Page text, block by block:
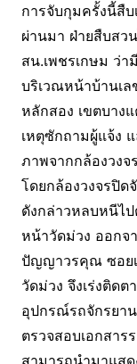
การจับกุมครั้งนี้สืบ
ผ่านมา ฝ่ายสืบสว
สน.เพชรเกษม ว่า
บริเวณหน้าบ้านเล
หลักสอง เขตบาง
เหตุซักถามผู้แจ้ง
ภาพจากกล้องวง
โดยกล้องวงจรปิ
ดังกล่าวหลบหนีไป
หน้าวัดม่วง ออกจ
ปัญญาวรคุณ ซอยเ
วัดม่วง จึงเร่งติด
อุปกรณ์รถจักรยา
ตรวจสอบเอกสาร
สามารถนำมาแสด